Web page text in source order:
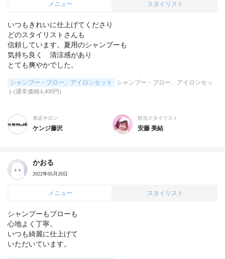
メニュー スタイリスト
いつもきれいに仕上げてくださり
どのスタイリストさんも
信頼しています。夏用のシャンプーも
気持ち良く　清涼感があり
とても爽やかでした。
シャンプー・ブロー、アイロンセット
シャンプー・ブロー、アイロンセッ
ト(通常価格4,400円)
来店サロン
ケンジ藤沢
担当スタイリスト
安藤 美結
かおる
2022年05月20日
メニュー スタイリスト
シャンプーもブローも
心地よく丁寧。
いつも綺麗に仕上げて
いただいています。